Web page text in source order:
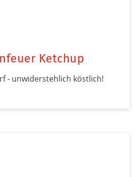
Ketchup
- unwiderstehlich köstlich!